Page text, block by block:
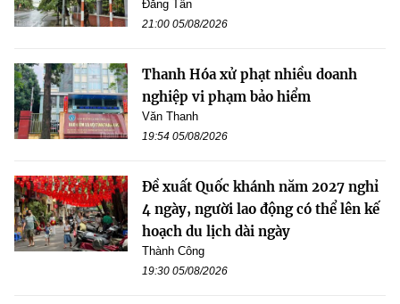
Đăng Tân
21:00 05/08/2026
Thanh Hóa xử phạt nhiều doanh
nghiệp vi phạm bảo hiểm
Văn Thanh
19:54 05/08/2026
Đề xuất Quốc khánh năm 2027 nghỉ
4 ngày, người lao động có thể lên kế
hoạch du lịch dài ngày
Thành Công
19:30 05/08/2026